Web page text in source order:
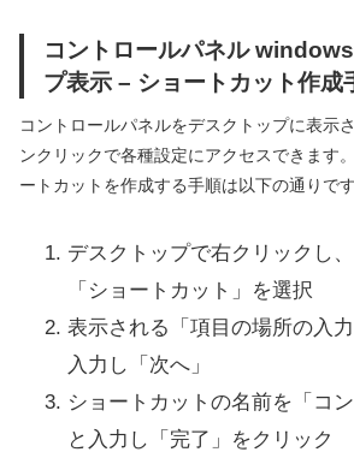
コントロールパネル
プ表示 – ショートカット作成
コントロールパネルをデスクトップに表示
ンクリックで各種設定にアクセスできます
ートカットを作成する手順は以下の通りです
デスクトップで右クリックし
「ショートカット」を選択
表示される「項目の場所の入
入力し「次へ」
ショートカットの名前を「コ
と入力し「完了」をクリック